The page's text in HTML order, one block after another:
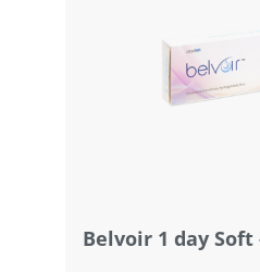
Belvoir 1 day Soft